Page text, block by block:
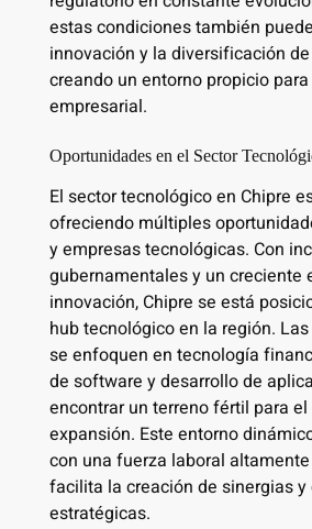
estas condiciones también
innovación y la diversificación
creando un entorno propicio
empresarial.
Oportunidades en el Sector
El sector tecnológico en Chipre
ofreciendo múltiples
y empresas tecnológicas. Con
gubernamentales y un creciente
innovación, Chipre se está
hub tecnológico en la región.
se enfoquen en tecnología
de software y desarrollo de
encontrar un terreno fértil para
expansión. Este entorno
con una fuerza laboral
facilita la creación de sinergias
estratégicas.